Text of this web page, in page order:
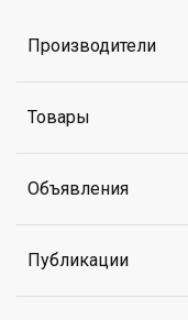
Производители
Товары
Объявления
Публикации